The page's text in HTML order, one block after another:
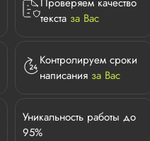
текста за Вас
Контролируем сроки
написания за Вас
Уникальность работы до
95%